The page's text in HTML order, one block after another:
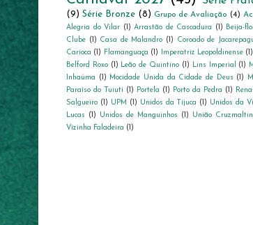
(9) Série Bronze (8) Grupo de Avaliação (4)
Alegria do Vilar (1) Arrastão de Cascadura (1) Beija-
Clube (1) Casa de Malandro (1) Coroado de
Carioca (1) Flamanguaça (1) Imperatriz Leopoldinense (1)
Belford Roxo (1) Leão de Quintino (1) Lins Imperial (1)
Inhaúma
(1) Mocidade Unida da Cidade de Deus (1)
Paraíso do Tuiuti (1) Portela (1) Porto da Pedra (1)
Salgueiro (1) UPM (1) Unidos da Tijuca (1) Unidos da
Lucas
(1) Unidos de Manguinhos (1) União
Vizinha Faladeira (1)